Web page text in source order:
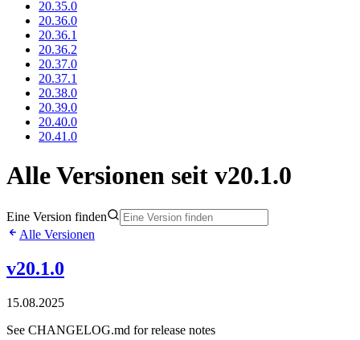
20.35.0
20.36.0
20.36.1
20.36.2
20.37.0
20.37.1
20.38.0
20.39.0
20.40.0
20.41.0
Alle Versionen seit v20.1.0
Eine Version finden
Alle Versionen
v20.1.0
15.08.2025
See CHANGELOG.md for release notes